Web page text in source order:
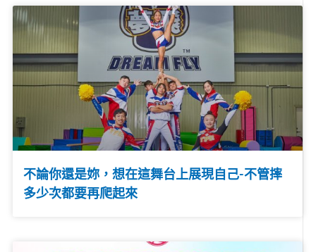
不論你還是妳，想在這舞台上展現自己-不管摔
多少次都要再爬起來